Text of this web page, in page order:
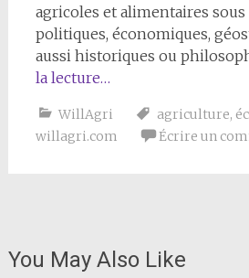
agricoles et alimentaires sous
politiques, économiques,
aussi historiques ou
la lecture…
WillAgri agriculture,
willagri.com
Écrire un
de
You May Also Like